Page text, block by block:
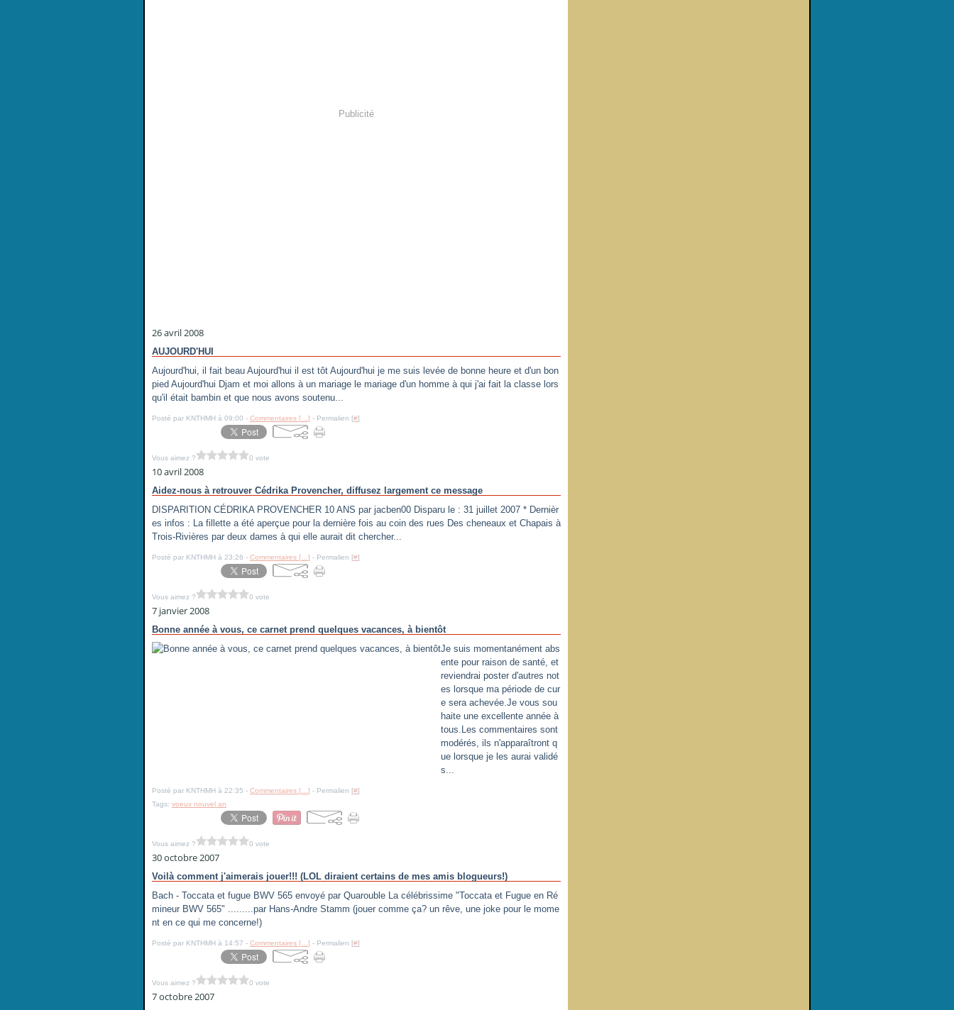
Publicité
26 avril 2008
AUJOURD'HUI
Aujourd'hui, il fait beau Aujourd'hui il est tôt Aujourd'hui je me suis levée de bonne heure et d'un bon
pied Aujourd'hui Djam et moi allons à un mariage le mariage d'un homme à qui j'ai fait la classe lors
qu'il était bambin et que nous avons soutenu...
Posté par KNTHMH à 09:00 - Commentaires [ ] - Permalien [#]
Vous aimez ? 0 vote
10 avril 2008
Aidez-nous à retrouver Cédrika Provencher, diffusez largement ce message
DISPARITION CÉDRIKA PROVENCHER 10 ANS par jacben00 Disparu le : 31 juillet 2007 * Dernièr
es infos : La fillette a été aperçue pour la dernière fois au coin des rues Des cheneaux et Chapais à
Trois-Rivières par deux dames à qui elle aurait dit chercher...
Posté par KNTHMH à 23:26 - Commentaires [ ] - Permalien [#]
Vous aimez ? 0 vote
7 janvier 2008
Bonne année à vous, ce carnet prend quelques vacances, à bientôt
Je suis momentanément abs
ente pour raison de santé, et
reviendrai poster d'autres not
es lorsque ma période de cur
e sera achevée.Je vous sou
haite une excellente année à
tous.Les commentaires sont
modérés, ils n'apparaîtront q
ue lorsque je les aurai validé
s...
Posté par KNTHMH à 22:35 - Commentaires [ ] - Permalien [#]
Tags: voeux nouvel an
Vous aimez ? 0 vote
30 octobre 2007
Voilà comment j'aimerais jouer!!! (LOL diraient certains de mes amis blogueurs!)
Bach - Toccata et fugue BWV 565 envoyé par Quarouble La célébrissime "Toccata et Fugue en Ré
mineur BWV 565" .........par Hans-Andre Stamm (jouer comme ça? un rêve, une joke pour le mome
nt en ce qui me concerne!)
Posté par KNTHMH à 14:57 - Commentaires [ ] - Permalien [#]
Vous aimez ? 0 vote
7 octobre 2007